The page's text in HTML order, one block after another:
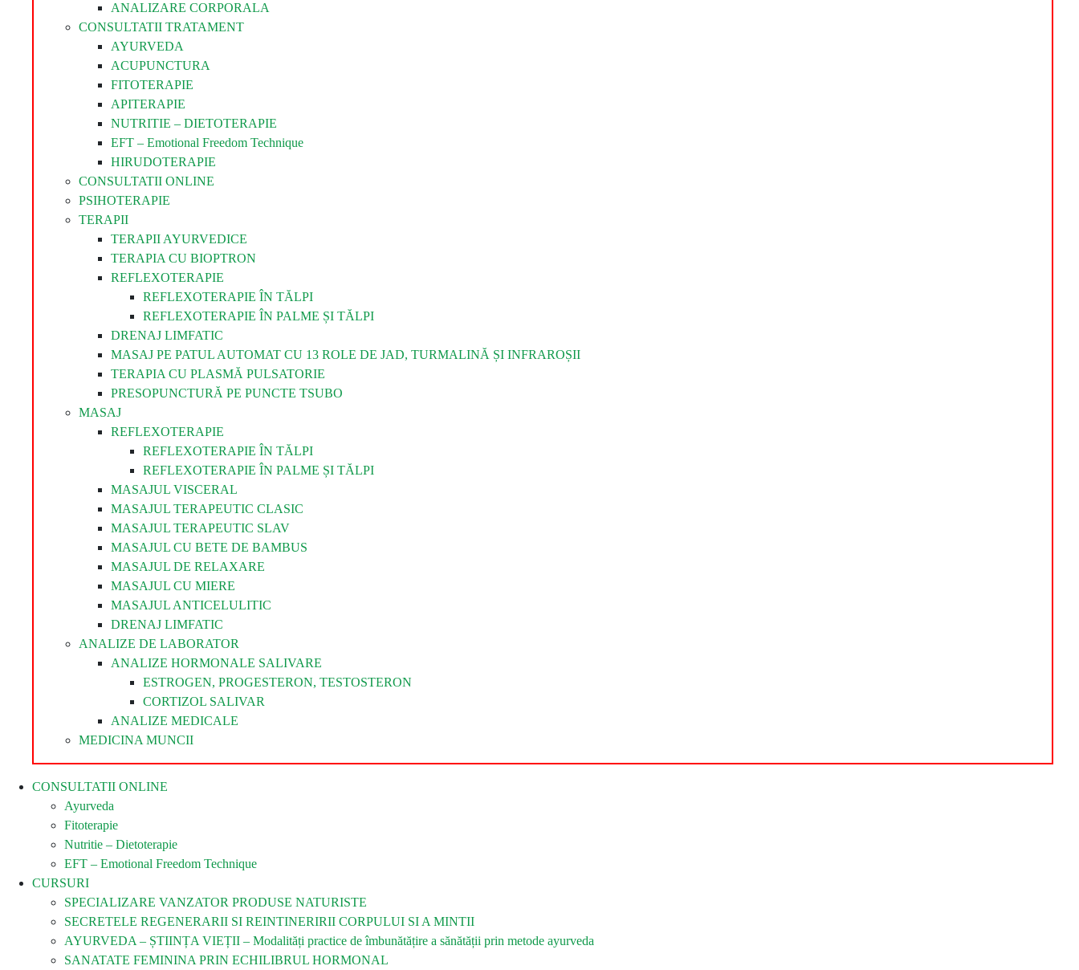
ANALIZARE CORPORALA
CONSULTATII TRATAMENT
AYURVEDA
ACUPUNCTURA
FITOTERAPIE
APITERAPIE
NUTRITIE – DIETOTERAPIE
EFT – Emotional Freedom Technique
HIRUDOTERAPIE
CONSULTATII ONLINE
PSIHOTERAPIE
TERAPII
TERAPII AYURVEDICE
TERAPIA CU BIOPTRON
REFLEXOTERAPIE
REFLEXOTERAPIE ÎN TĂLPI
REFLEXOTERAPIE ÎN PALME ȘI TĂLPI
DRENAJ LIMFATIC
MASAJ PE PATUL AUTOMAT CU 13 ROLE DE JAD, TURMALINĂ ȘI INFRAROȘII
TERAPIA CU PLASMĂ PULSATORIE
PRESOPUNCTURĂ PE PUNCTE TSUBO
MASAJ
REFLEXOTERAPIE
REFLEXOTERAPIE ÎN TĂLPI
REFLEXOTERAPIE ÎN PALME ȘI TĂLPI
MASAJUL VISCERAL
MASAJUL TERAPEUTIC CLASIC
MASAJUL TERAPEUTIC SLAV
MASAJUL CU BETE DE BAMBUS
MASAJUL DE RELAXARE
MASAJUL CU MIERE
MASAJUL ANTICELULITIC
DRENAJ LIMFATIC
ANALIZE DE LABORATOR
ANALIZE HORMONALE SALIVARE
ESTROGEN, PROGESTERON, TESTOSTERON
CORTIZOL SALIVAR
ANALIZE MEDICALE
MEDICINA MUNCII
CONSULTATII ONLINE
Ayurveda
Fitoterapie
Nutritie – Dietoterapie
EFT – Emotional Freedom Technique
CURSURI
SPECIALIZARE VANZATOR PRODUSE NATURISTE
SECRETELE REGENERARII SI REINTINERIRII CORPULUI SI A MINTII
AYURVEDA – ȘTIINȚA VIEȚII – Modalități practice de îmbunătățire a sănătății prin metode ayurveda
SANATATE FEMININA PRIN ECHILIBRUL HORMONAL